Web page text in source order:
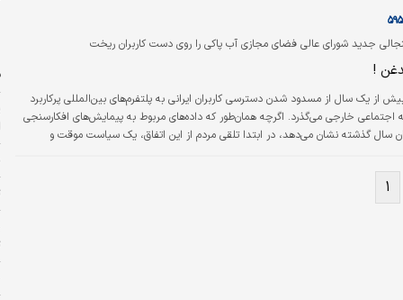
جدید شورای عالی فضای مجازی آب پاکی را روی دست کاربران ریخت
!
از یک سال از مسدود شدن دسترسی کاربران ایرانی به پلتفرم‌های بین‌المللی پرکاربرد
اجتماعی خارجی می‌گذرد. اگرچه همان‌طور که داده‌های مربوط به پیمایش‌های افکارسنجی
سال گذشته نشان می‌دهد، در ابتدا تلقی مردم از این اتفاق، یک سیاست موقت و
قامت یک راهبرد نزد سیاستگذار تعریف شده و خیال ماندگاری دارد.
۱